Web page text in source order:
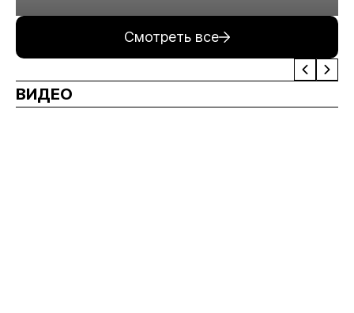
Смотреть все
ВИДЕО